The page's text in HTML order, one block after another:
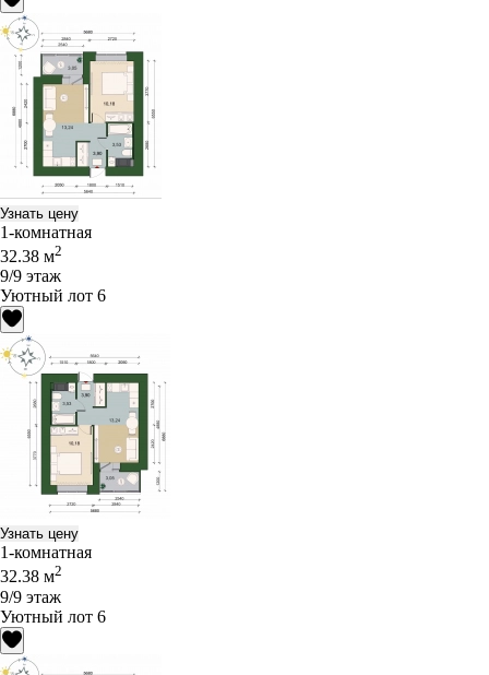
Узнать цену
1-комнатная
32.38 м2
9/9 этаж
Уютный лот 6
Узнать цену
1-комнатная
32.38 м2
9/9 этаж
Уютный лот 6